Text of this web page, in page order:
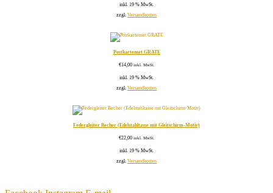
inkl. 19 % MwSt.
zzgl. Versandkosten
Postkartenset GRATE
€14,00 inkl. MwSt.
inkl. 19 % MwSt.
zzgl. Versandkosten
Federgleiter Becher (Edelstahltasse mit Gleitschirm-Motiv)
€22,00 inkl. MwSt.
inkl. 19 % MwSt.
zzgl. Versandkosten